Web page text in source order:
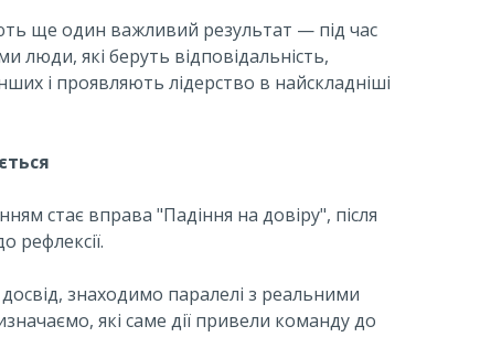
ще один важливий результат — під час
люди, які беруть відповідальність,
і проявляють лідерство в найскладніші
стає вправа "Падіння на довіру", після
рефлексії.
знаходимо паралелі з реальними
які саме дії привели команду до